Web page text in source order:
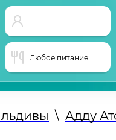
Любое питание
\ Адду